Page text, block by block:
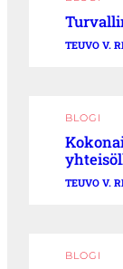
TEUVO V.
BLOGI
TEUVO V.
BLOGI